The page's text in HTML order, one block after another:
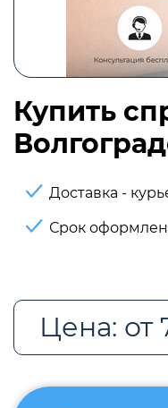
Купить
Доставка -
Срок
Цена: от